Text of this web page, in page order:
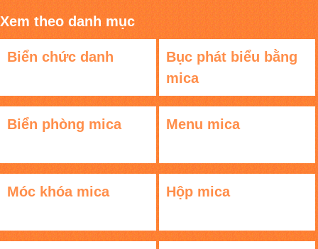
Xem theo danh mục
Biển chức danh
Bục phát biểu bằng
mica
Biển phòng mica Menu mica
Móc khóa mica Hộp mica